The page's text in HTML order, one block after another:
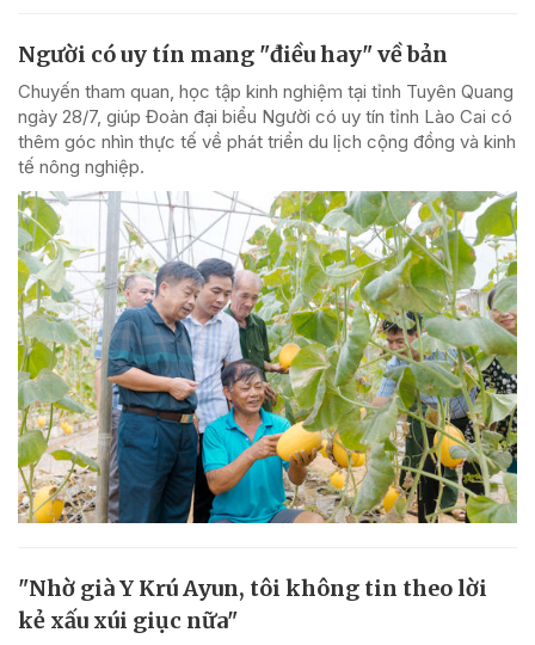
Người có uy tín mang "điều hay" về bản
Chuyến tham quan, học tập kinh nghiệm tại tỉnh Tuyên Quang
ngày 28/7, giúp Đoàn đại biểu Người có uy tín tỉnh Lào Cai có
thêm góc nhìn thực tế về phát triển du lịch cộng đồng và kinh
tế nông nghiệp.
"Nhờ già Y Krú Ayun, tôi không tin theo lời
kẻ xấu xúi giục nữa"